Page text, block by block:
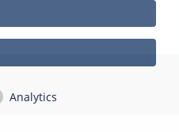
Analytics